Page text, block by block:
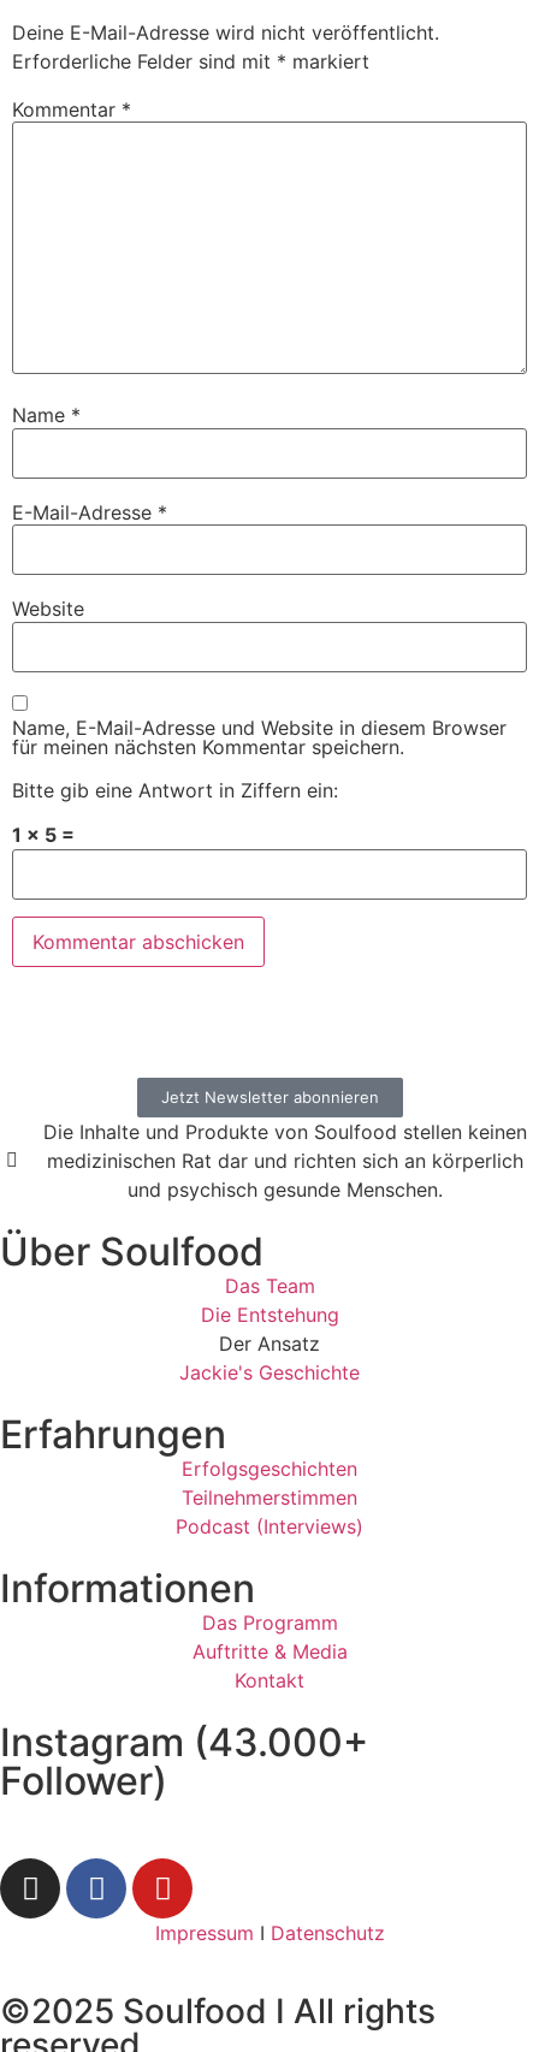
Deine E-Mail-Adresse wird nicht veröffentlicht.
Erforderliche Felder sind mit * markiert
Kommentar *
Name *
E-Mail-Adresse *
Website
Name, E-Mail-Adresse und Website in diesem Browser
für meinen nächsten Kommentar speichern.
Bitte gib eine Antwort in Ziffern ein:
1 × 5 =
Jetzt Newsletter abonnieren
Die Inhalte und Produkte von Soulfood stellen keinen
medizinischen Rat dar und richten sich an körperlich
und psychisch gesunde Menschen.​
Über Soulfood
Das Team
Die Entstehung
Der Ansatz
Jackie's Geschichte
Erfahrungen
Erfolgsgeschichten
Teilnehmerstimmen
Podcast (Interviews)
Informationen
Das Programm
Auftritte & Media
Kontakt
Instagram (43.000+
Follower)
Impressum I Datenschutz
©2025 Soulfood I All rights